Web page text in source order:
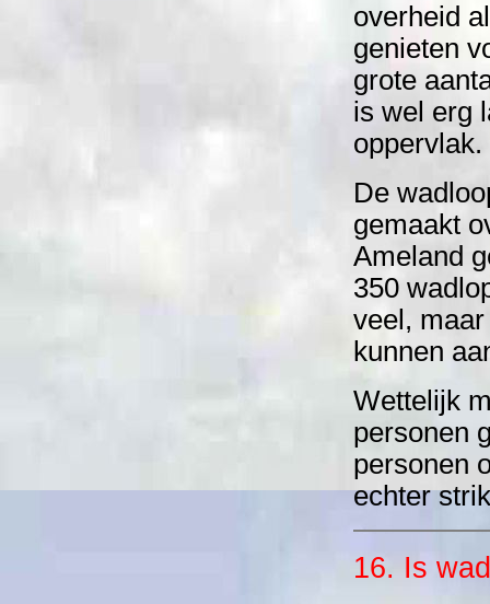
overheid
genieten
grote
is wel erg
oppervlak.
De
gemaakt
Ameland
350
veel,
kunnen
Wettelijk
personen
personen
echter
16. Is